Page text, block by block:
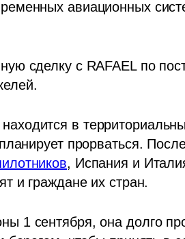
авиационных
сделку с RAFAEL по
в
прорваться.
, Испания и
и граждане их стран.
1 сентября, она долго